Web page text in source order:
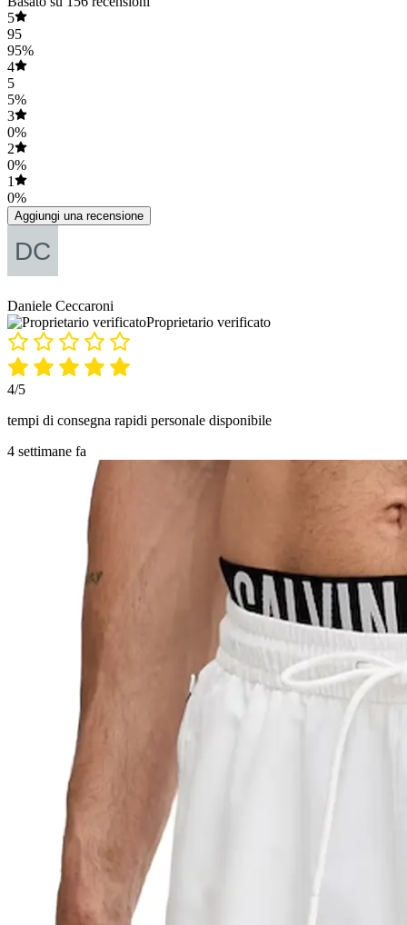
5
95
95%
4
5
5%
3
0%
2
0%
1
0%
Aggiungi una recensione
Daniele Ceccaroni
Proprietario verificato
4/5
tempi di consegna rapidi personale disponibile
4 settimane fa